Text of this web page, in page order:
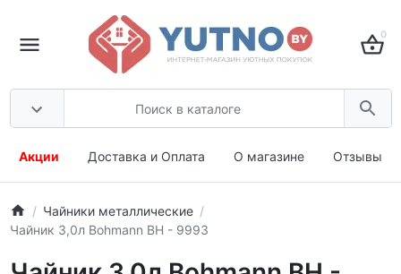
0
Акции Доставка и Оплата О магазине Отзывы
Чайники металлические
Чайник 3,0л Bohmann BH - 9993